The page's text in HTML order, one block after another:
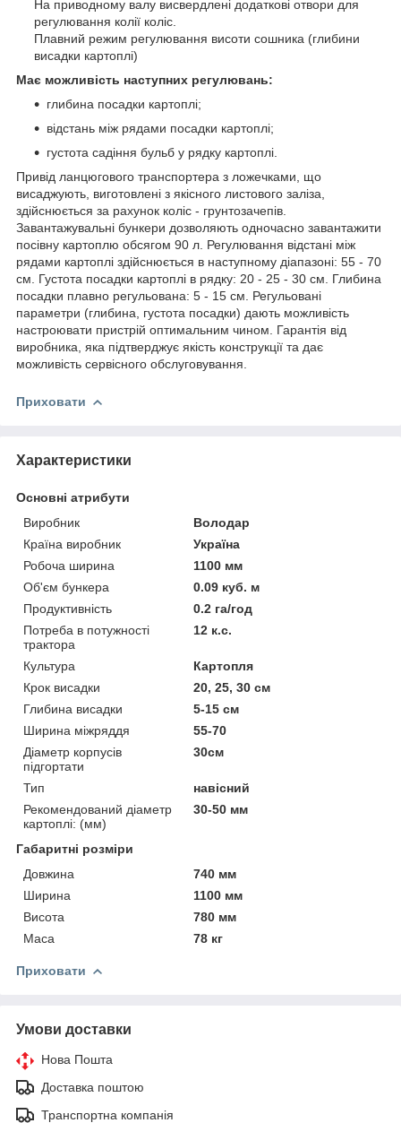
На приводному валу висвердлені додаткові отвори для
регулювання колії коліс.
Плавний режим регулювання висоти сошника (глибини
висадки картоплі)
Має можливість наступних регулювань:
глибина посадки картоплі;
відстань між рядами посадки картоплі;
густота садіння бульб у рядку картоплі.
Привід ланцюгового транспортера з ложечками, що
висаджують, виготовлені з якісного листового заліза,
здійснюється за рахунок коліс - грунтозачепів.
Завантажувальні бункери дозволяють одночасно завантажити
посівну картоплю обсягом 90 л. Регулювання відстані між
рядами картоплі здійснюється в наступному діапазоні: 55 - 70
см. Густота посадки картоплі в рядку: 20 - 25 - 30 см. Глибина
посадки плавно регульована: 5 - 15 см. Регульовані
параметри (глибина, густота посадки) дають можливість
настроювати пристрій оптимальним чином. Гарантія від
виробника, яка підтверджує якість конструкції та дає
можливість сервісного обслуговування.
Приховати
Характеристики
Основні атрибути
Виробник
Володар
Країна виробник
Україна
Робоча ширина
1100 мм
Об'єм бункера
0.09 куб. м
Продуктивність
0.2 га/год
Потреба в потужності
трактора
12 к.с.
Культура
Картопля
Крок висадки
20, 25, 30 см
Глибина висадки
5-15 см
Ширина міжряддя
55-70
Діаметр корпусів
підгортати
30см
Тип
навісний
Рекомендований діаметр
картоплі: (мм)
30-50 мм
Габаритні розміри
Довжина
740 мм
Ширина
1100 мм
Висота
780 мм
Маса
78 кг
Приховати
Умови доставки
Нова Пошта
Доставка поштою
Транспортна компанія